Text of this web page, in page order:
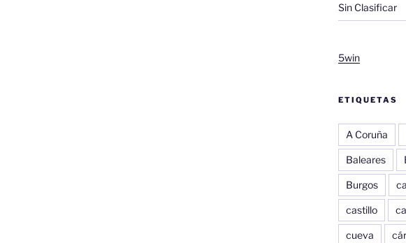
Sin Clasificar
5win
ETIQUETAS
A Coruña
Baleares
Burgos
castillo
cueva